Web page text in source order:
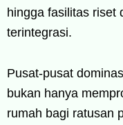
hingga fasilitas riset
terintegrasi.
Pusat-pusat
bukan hanya
rumah bagi ratusan